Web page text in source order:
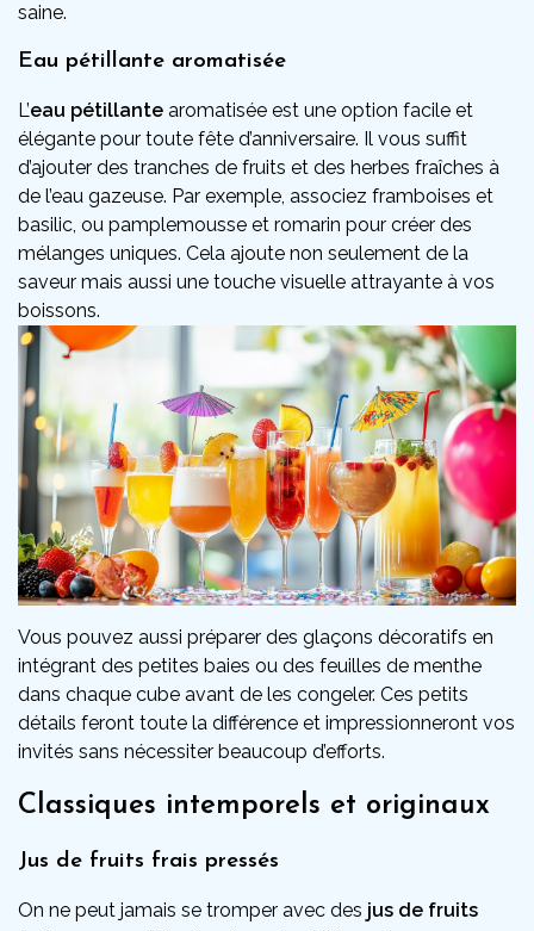
saine.
Eau pétillante aromatisée
L’eau pétillante aromatisée est une option facile et
élégante pour toute fête d’anniversaire. Il vous suffit
d’ajouter des tranches de fruits et des herbes fraîches à
de l’eau gazeuse. Par exemple, associez framboises et
basilic, ou pamplemousse et romarin pour créer des
mélanges uniques. Cela ajoute non seulement de la
saveur mais aussi une touche visuelle attrayante à vos
boissons.
Vous pouvez aussi préparer des glaçons décoratifs en
intégrant des petites baies ou des feuilles de menthe
dans chaque cube avant de les congeler. Ces petits
détails feront toute la différence et impressionneront vos
invités sans nécessiter beaucoup d’efforts.
Classiques intemporels et originaux
Jus de fruits frais pressés
On ne peut jamais se tromper avec des jus de fruits